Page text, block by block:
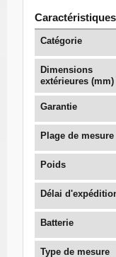
Catégorie
Dimensions
extérieures (mm)
Garantie
Plage de mesure
Poids
Délai
Batterie
Type de mesure